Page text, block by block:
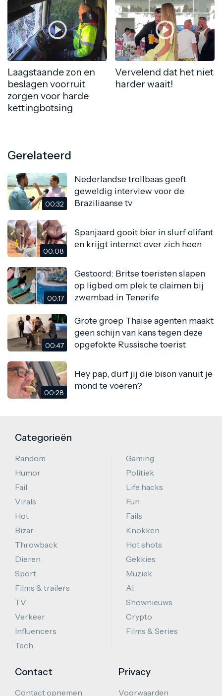
Laagstaande zon en
beslagen voorruit
zorgen voor harde
kettingbotsing
Vervelend dat het niet
harder waait!
Gerelateerd
00:32
Nederlandse trollbaas geeft
geweldig interview voor de
Braziliaanse tv
00:08
Spanjaard gooit bier in slurf olifant
en krijgt internet over zich heen
00:17
Gestoord: Britse toeristen slapen
op ligbed om plek te claimen bij
zwembad in Tenerife
00:47
Grote groep Thaise agenten maakt
geen schijn van kans tegen deze
opgefokte Russische toerist
00:28
Hey pap, durf jij die bison vanuit je
mond te voeren?
Categorieën
Random
Humor
Fail
Virals
Hot
Bizar
Throwback
Dieren
Sport
Films & trailers
TV
Verkeer
Influencers
Tech
Gaming
Politiek
Life hacks
Fun
Fails
Knokken
Hot shots
Gekkies
Muziek
AI
Shownieuws
Crypto
Films & Series
Contact
Contact opnemen
Privacy
Voorwaarden